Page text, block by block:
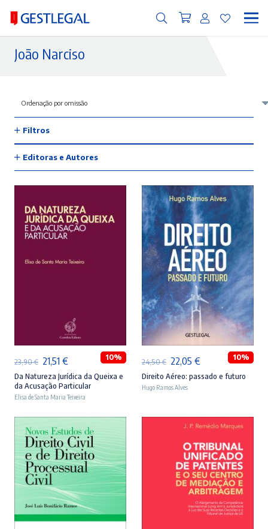
João Narciso
Filtros
Editoras e Autores
ADICIONAR
23,90€ O
preço
original
23,90 €.
21,51 €O
preço
atual
21,51 €.
10%
Da Natureza Jurídica da Queixa e
da Acusação Particular
Elisa de Santa Maria Teixeira
ADICIONAR
24,50€ O
preço
original
24,50 €.
22,05 €O
preço
22,05 €.
10%
Direito Aéreo: passado e futuro
Hugo Ramos Alves